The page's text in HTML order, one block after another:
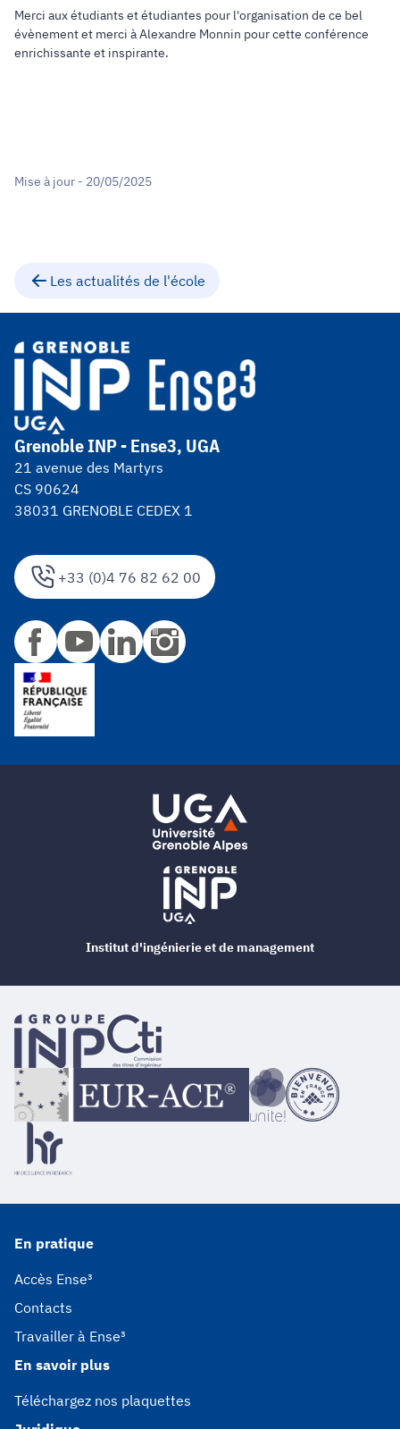
Merci aux étudiants et étudiantes pour l'organisation de ce bel
évènement et merci à Alexandre Monnin pour cette conférence
enrichissante et inspirante.
Mise à jour - 20/05/2025
Les actualités de l'école
+33 (0)4 76 82 62 00
Grenoble INP - Ense3, UGA
21 avenue des Martyrs
CS 90624
38031 GRENOBLE CEDEX 1
En pratique
Accès Ense³
Contacts
Travailler à Ense³
En savoir plus
Téléchargez nos plaquettes
Institut d'ingénierie et de management